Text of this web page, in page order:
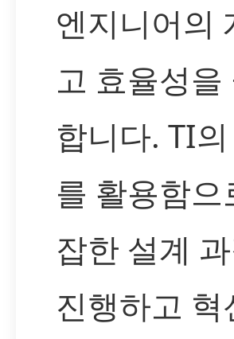
엔지니어의
고 효율성
합니다. TI
를 활용함
잡한 설계
진행하고